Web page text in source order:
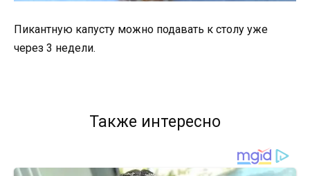
Пикантную капусту можно подавать к столу уже
через 3 недели.
Также интересно